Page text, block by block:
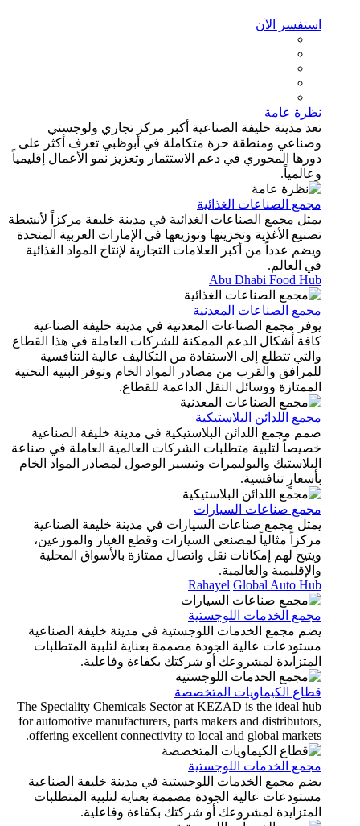
استفسر الآن
نظرة عامة
تعد مدينة خليفة الصناعية أكبر مركز تجاري ولوجستي
وصناعي ومنطقة حرة متكاملة في أبوظبي تعرف أكثر على
دورها المحوري في دعم الاستثمار وتعزيز نمو الأعمال إقليمياً
وعالمياً.
مجمع الصناعات الغذائية
يمثل مجمع الصناعات الغذائية في مدينة خليفة مركزاً لأنشطة
تصنيع الأغذية وتخزينها وتوزيعها في الإمارات العربية المتحدة
ويضم عدداً من أكبر العلامات التجارية لإنتاج المواد الغذائية
في العالم.
Abu Dhabi Food Hub
مجمع الصناعات المعدنية
يوفر مجمع الصناعات المعدنية في مدينة خليفة الصناعية
كافة أشكال الدعم الممكنة للشركات العاملة في هذا القطاع
والتي تتطلع إلى الاستفادة من التكاليف عالية التنافسية
للمرافق والقرب من مصادر المواد الخام وتوفر البنية التحتية
الممتازة ووسائل النقل الداعمة للقطاع.
مجمع اللدائن البلاستيكية
صمم مجمع اللدائن البلاستيكية في مدينة خليفة الصناعية
خصيصاً لتلبية متطلبات الشركات العالمية العاملة في صناعة
البلاستيك والبوليمرات وتيسير الوصول لمصادر المواد الخام
بأسعارٍ تنافسية.
مجمع صناعات السيارات
يمثل مجمع صناعات السيارات في مدينة خليفة الصناعية
مركزاً مثالياً لمصنعي السيارات وقطع الغيار والموزعين،
ويتيح لهم إمكانات نقل واتصال ممتازة بالأسواق المحلية
والإقليمية والعالمية.
Rahayel Global Auto Hub
مجمع الخدمات اللوجستية
يضم مجمع الخدمات اللوجستية في مدينة خليفة الصناعية
مستودعات عالية الجودة مصممة بعناية لتلبية المتطلبات
المتزايدة لمشروعك أو شركتك بكفاءة وفاعلية.
قطاع الكيماويات المتخصصة
The Speciality Chemicals Sector at KEZAD is the ideal hub
for automotive manufacturers, parts makers and distributors,
offering excellent connectivity to local and global markets.
مجمع الخدمات اللوجستية
يضم مجمع الخدمات اللوجستية في مدينة خليفة الصناعية
مستودعات عالية الجودة مصممة بعناية لتلبية المتطلبات
المتزايدة لمشروعك أو شركتك بكفاءة وفاعلية.